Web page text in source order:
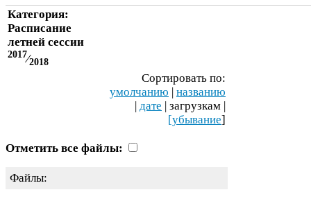
Категория:
Расписание
летней сессии
2017⁄2018
Сортировать по:
умолчанию | названию
| дате | загрузкам |
[убывание]
Отметить все файлы:
Файлы: